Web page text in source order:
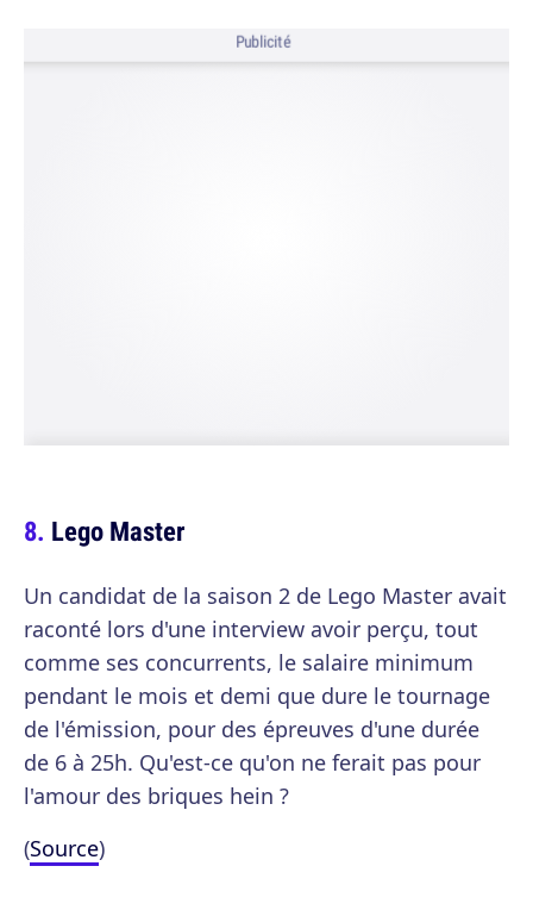
Publicité
Lego Master
Un candidat de la saison 2 de Lego Master avait
raconté lors d'une interview avoir perçu, tout
comme ses concurrents, le salaire minimum
pendant le mois et demi que dure le tournage
de l'émission, pour des épreuves d'une durée
de 6 à 25h. Qu'est-ce qu'on ne ferait pas pour
l'amour des briques hein ?
(Source)